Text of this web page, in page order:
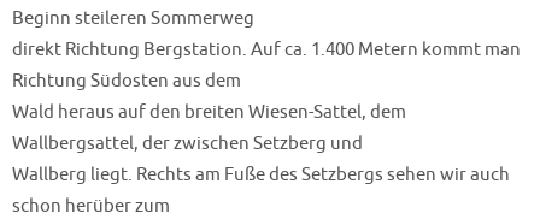
Beginn steileren Sommerweg
direkt Richtung Bergstation. Auf ca. 1.400 Metern kommt man
Richtung Südosten aus dem
Wald heraus auf den breiten Wiesen-Sattel, dem
Wallbergsattel, der zwischen Setzberg und
Wallberg liegt. Rechts am Fuße des Setzbergs sehen wir auch
schon herüber zum